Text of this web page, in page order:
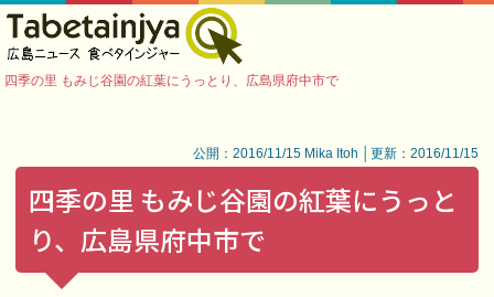
四季の里 もみじ谷園の紅葉にうっとり、広島県府中市で
公開：2016/11/15 Mika Itoh │更新：2016/11/15
四季の里 もみじ谷園の紅葉にうっと
り、広島県府中市で